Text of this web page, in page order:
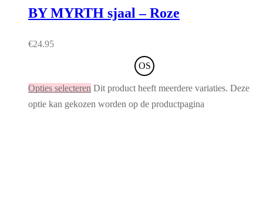
BY MYRTH sjaal – Roze
€24.95
OS
Opties selecteren Dit product heeft meerdere variaties. Deze
optie kan gekozen worden op de productpagina